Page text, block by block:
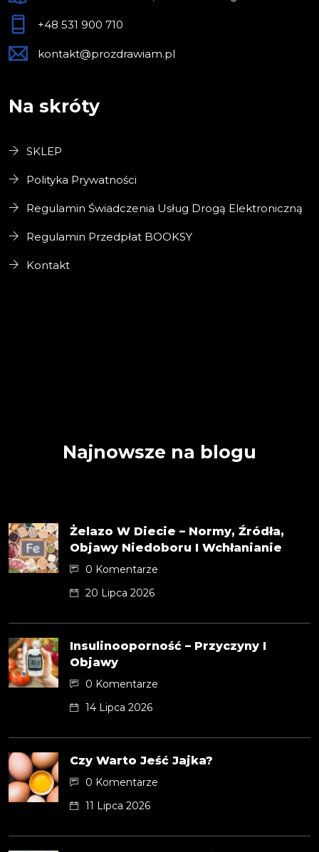
+48 531 900 710
kontakt@prozdrawiam.pl
Na skróty
SKLEP
Polityka Prywatności
Regulamin Świadczenia Usług Drogą Elektroniczną
Regulamin Przedpłat BOOKSY
Kontakt
Najnowsze na blogu
Żelazo W Diecie – Normy, Źródła,
Objawy Niedoboru I Wchłanianie
0 Komentarze
20 Lipca 2026
Insulinooporność – Przyczyny I
Objawy
0 Komentarze
14 Lipca 2026
Czy Warto Jeść Jajka?
0 Komentarze
11 Lipca 2026